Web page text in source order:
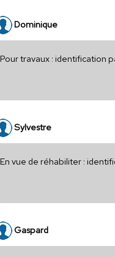
Dominique
Pour travaux : identification
Sylvestre
En vue de réhabiliter :
Gaspard